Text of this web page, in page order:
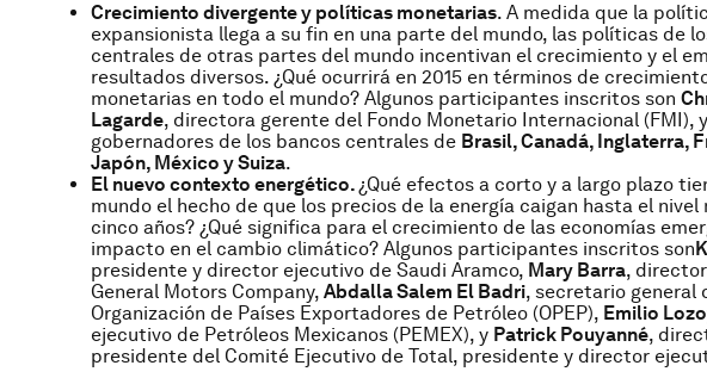
Crecimiento divergente y políticas monetarias. A medida que la
expansionista llega a su fin en una parte del mundo, las políticas de
centrales de otras partes del mundo incentivan el crecimiento y el
resultados diversos. ¿Qué ocurrirá en 2015 en términos de
monetarias en todo el mundo? Algunos participantes inscritos son
Lagarde, directora gerente del Fondo Monetario Internacional (FMI),
gobernadores de los bancos centrales de Brasil, Canadá, Inglaterra,
Japón, México y Suiza.
El nuevo contexto energético.¿Qué efectos a corto y a largo plazo
mundo el hecho de que los precios de la energía caigan hasta el nivel
cinco años? ¿Qué significa para el crecimiento de las economías
impacto en el cambio climático? Algunos participantes inscritos son
presidente y director ejecutivo de Saudi Aramco, Mary Barra,
General Motors Company, Abdalla Salem El Badri, secretario general
Organización de Países Exportadores de Petróleo (OPEP), Emilio
ejecutivo de Petróleos Mexicanos (PEMEX), y Patrick Pouyanné,
presidente del Comité Ejecutivo de Total, presidente y director